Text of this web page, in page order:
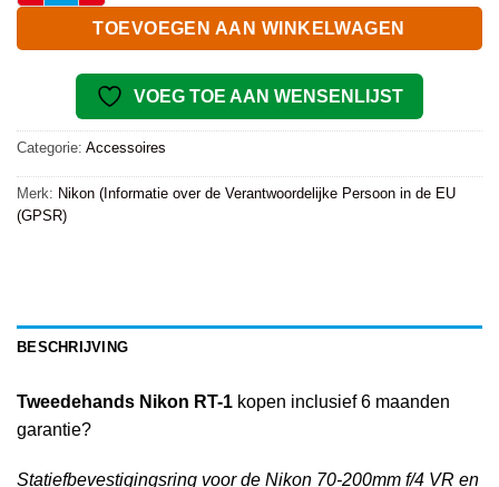
TOEVOEGEN AAN WINKELWAGEN
VOEG TOE AAN WENSENLIJST
Categorie: Accessoires
Merk: Nikon (Informatie over de Verantwoordelijke Persoon in de EU
(GPSR)
BESCHRIJVING
Tweedehands Nikon RT-1 kopen inclusief 6 maanden
garantie?
Statiefbevestigingsring voor de Nikon 70-200mm f/4 VR en